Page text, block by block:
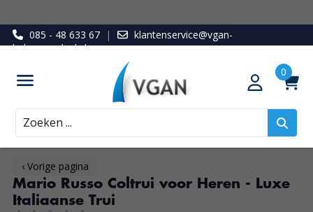
085 - 48 633 67 |
klantenservice@vgan-
ledenvoordeel.nl
Zoeken
‹ Vorige pagina
Mario Russo Coltrui voor Heren - Luxe
Italiaanse Trui